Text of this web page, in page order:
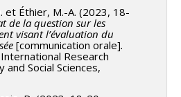
et Éthier, M.-A. (2023, 18-
de la question sur les
visant l’évaluation du
[communication orale].
Research
Social Sciences,